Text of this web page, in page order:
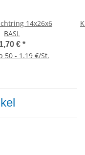
14x26x6
BASL
1,70 € *
50 - 1.19 €/St.